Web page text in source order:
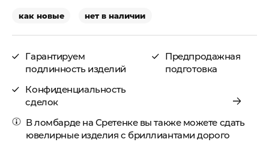
как новые нет в наличии
Гарантируем
подлинность изделий
Конфиденциальность
сделок
Предпродажная
подготовка
В ломбарде на Сретенке вы также можете сдать
ювелирные изделия с бриллиантами дорого